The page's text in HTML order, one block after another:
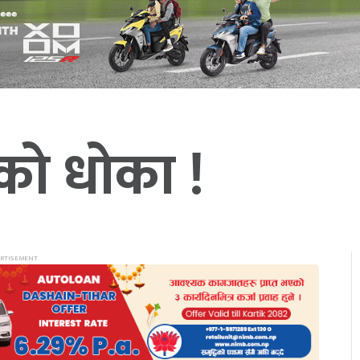
धोका !